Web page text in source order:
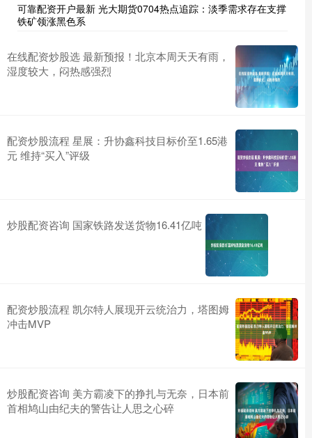
可靠配资开户最新 光大期货0704热点追踪：淡季需求存在支撑
铁矿领涨黑色系
在线配资炒股选 最新预报！北京本周天天有雨，
湿度较大，闷热感强烈
配资炒股流程 星展：升协鑫科技目标价至1.65港
元 维持“买入”评级
炒股配资咨询 国家铁路发送货物16.41亿吨
配资炒股流程 凯尔特人展现开云统治力，塔图姆
冲击MVP
炒股配资咨询 美方霸凌下的挣扎与无奈，日本前
首相鸠山由纪夫的警告让人思之心碎